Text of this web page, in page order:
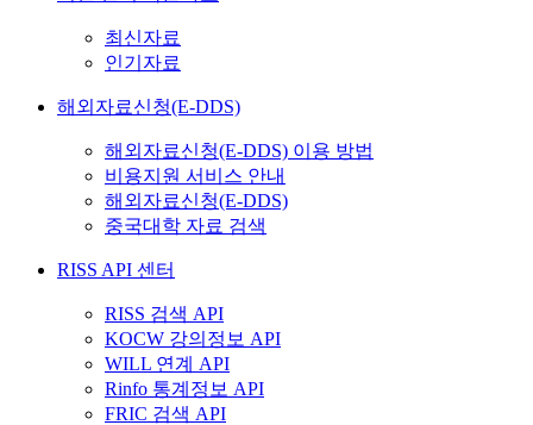
최신자료
인기자료
해외자료신청(E-DDS)
해외자료신청(E-DDS) 이용 방법
비용지원 서비스 안내
해외자료신청(E-DDS)
중국대학 자료 검색
RISS API 센터
RISS 검색 API
KOCW 강의정보 API
WILL 연계 API
Rinfo 통계정보 API
FRIC 검색 API